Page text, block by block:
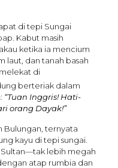
di tepi Sungai
Kabut masih
ketika ia mencium
laut, dan tanah basah
di
berteriak dalam
“Tuan Inggris! Hati-
orang Dayak!”
Bulungan, ternyata
kayu di tepi sungai.
Sultan—tak lebih megah
atap rumbia dan